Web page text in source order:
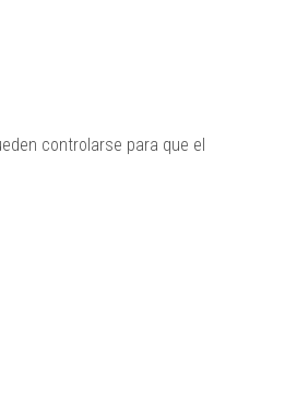
controlarse para que el